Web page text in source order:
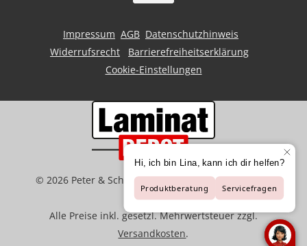
Impressum AGB Datenschutzhinweis
Widerrufsrecht
Barrierefreiheitserklärung
Cookie-Einstellungen
©2026 Peter & Schaffart GmbH | Der Spezialist für
Bodenbeläge
Alle Preise inkl. gesetzl. Mehrwertsteuer zzgl.
Versandkosten.